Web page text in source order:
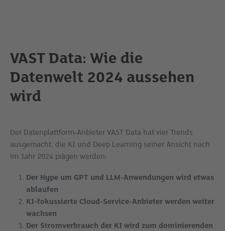
VAST Data: Wie die
Datenwelt 2024 aussehen
wird
Der Datenplattform-Anbieter VAST Data hat vier Trends
ausgemacht, die KI und Deep Learning seiner Ansicht nach
im Jahr 2024 prägen werden:
Der Hype um GPT und LLM-Anwendungen wird etwas
ablaufen
KI-fokussierte Cloud-Service-Anbieter werden weiter
wachsen
Der Stromverbrauch der KI wird zum dominierenden